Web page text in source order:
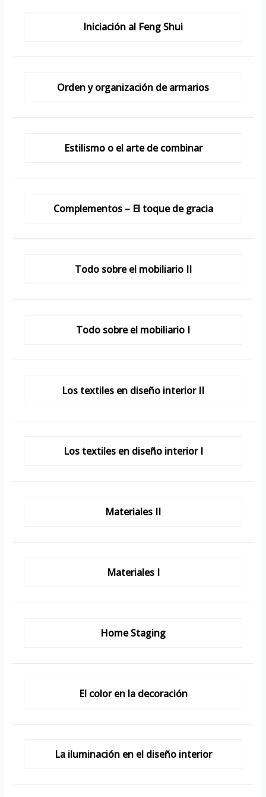
Iniciación al Feng Shui
Orden y organización de armarios
Estilismo o el arte de combinar
Complementos – El toque de gracia
Todo sobre el mobiliario II
Todo sobre el mobiliario I
Los textiles en diseño interior II
Los textiles en diseño interior I
Materiales II
Materiales I
Home Staging
El color en la decoración
La iluminación en el diseño interior